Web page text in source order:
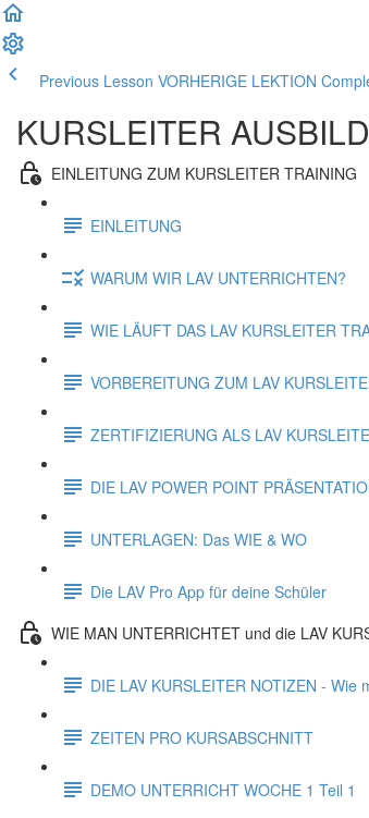
Previous Lesson VORHERIGE LEKTION
KURSLEITER
EINLEITUNG ZUM KURSLEITER TRAINING
EINLEITUNG
WARUM WIR LAV UNTERRICHTEN?
WIE LÄUFT DAS LAV KURSLEITER
VORBEREITUNG ZUM LAV
ZERTIFIZIERUNG ALS LAV
DIE LAV POWER POINT
UNTERLAGEN: Das WIE & WO
Die LAV Pro App für deine Schüler
WIE MAN UNTERRICHTET und die LAV
DIE LAV KURSLEITER NOTIZEN -
ZEITEN PRO KURSABSCHNITT
DEMO UNTERRICHT WOCHE 1 Teil 1